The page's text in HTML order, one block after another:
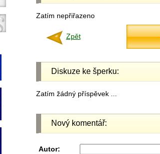
Zatím nepřiřazeno
Zpět
Diskuze ke šperku:
Zatím žádný příspěvek ...
Nový komentář:
Autor: